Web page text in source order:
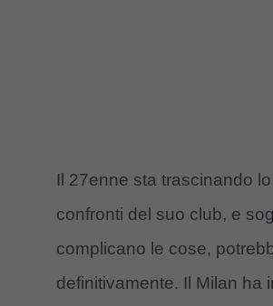
Il 27enne sta trascinando lo
confronti del suo club, e
complicano le cose,
definitivamente. Il Milan ha